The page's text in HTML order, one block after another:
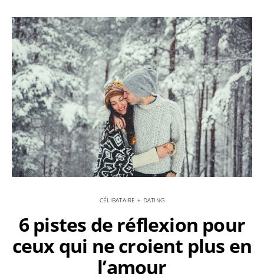
CÉLIBATAIRE + DATING
6 pistes de réflexion pour
ceux qui ne croient plus en
l’amour